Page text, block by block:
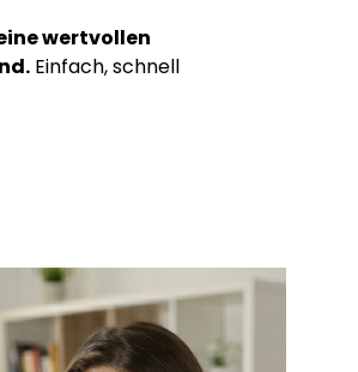
wertvollen
Einfach, schnell